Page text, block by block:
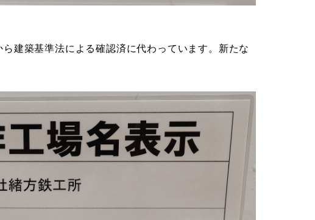
建築基準法による確認済に代わっています。新たな